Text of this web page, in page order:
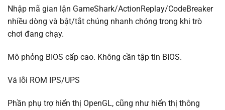
Nhập mã gian lận GameShark/ActionReplay/CodeBreaker
nhiều dòng và bật/tắt chúng nhanh chóng trong khi trò
chơi đang chạy.
Mô phỏng BIOS cấp cao. Không cần tập tin BIOS.
Vá lỗi ROM IPS/UPS
Phần phụ trợ hiển thị OpenGL, cũng như hiển thị thông